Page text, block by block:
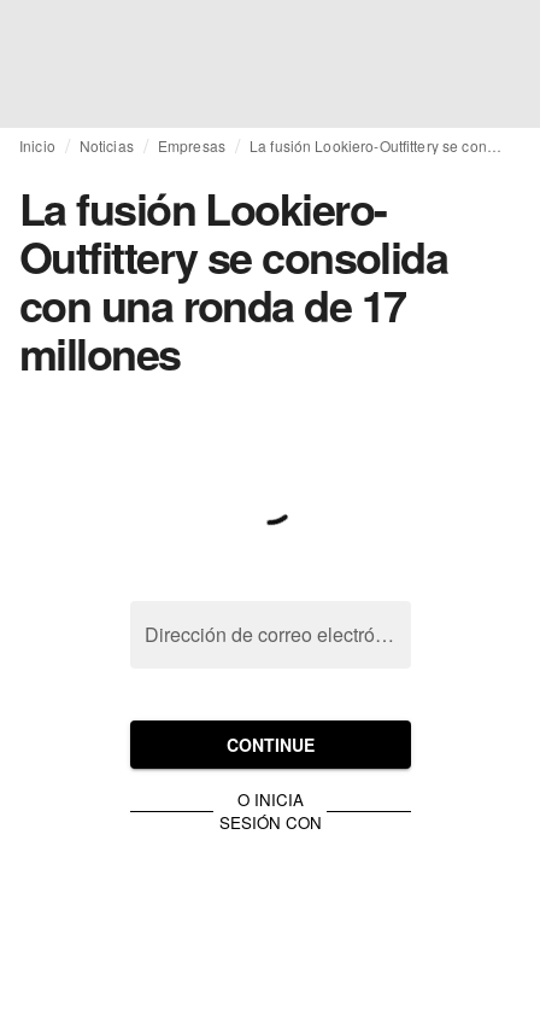
Inicio Noticias Empresas
La fusión Lookiero-
Outfittery se consolida
con una ronda de 17
millones
Dirección de correo electrónico
CONTINUE
O INICIA
SESIÓN CON